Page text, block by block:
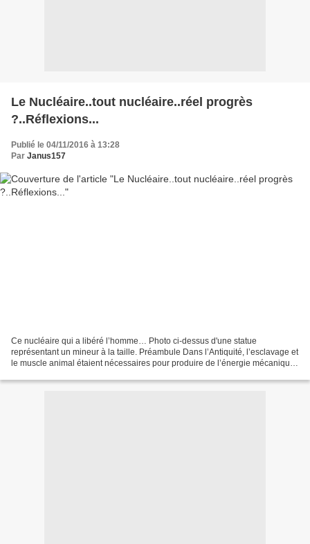
Le Nucléaire..tout nucléaire..réel progrès
?..Réflexions...
Publié le 04/11/2016 à 13:28
Par Janus157
Ce nucléaire qui a libéré l’homme… Photo ci-dessus d'une statue
représentant un mineur à la taille. Préambule Dans l’Antiquité, l’esclavage et
le muscle animal étaient nécessaires pour produire de l’énergie mécanique.